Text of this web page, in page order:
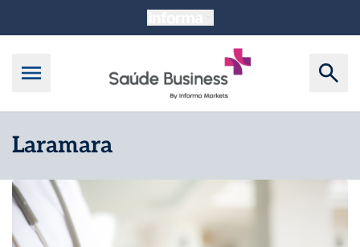
Laramara